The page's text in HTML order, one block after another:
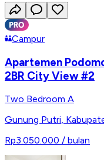
Campur
Apartemen
2BR City View #2
Two Bedroom A
Gunung Putri,
Rp3.050.000 / bulan